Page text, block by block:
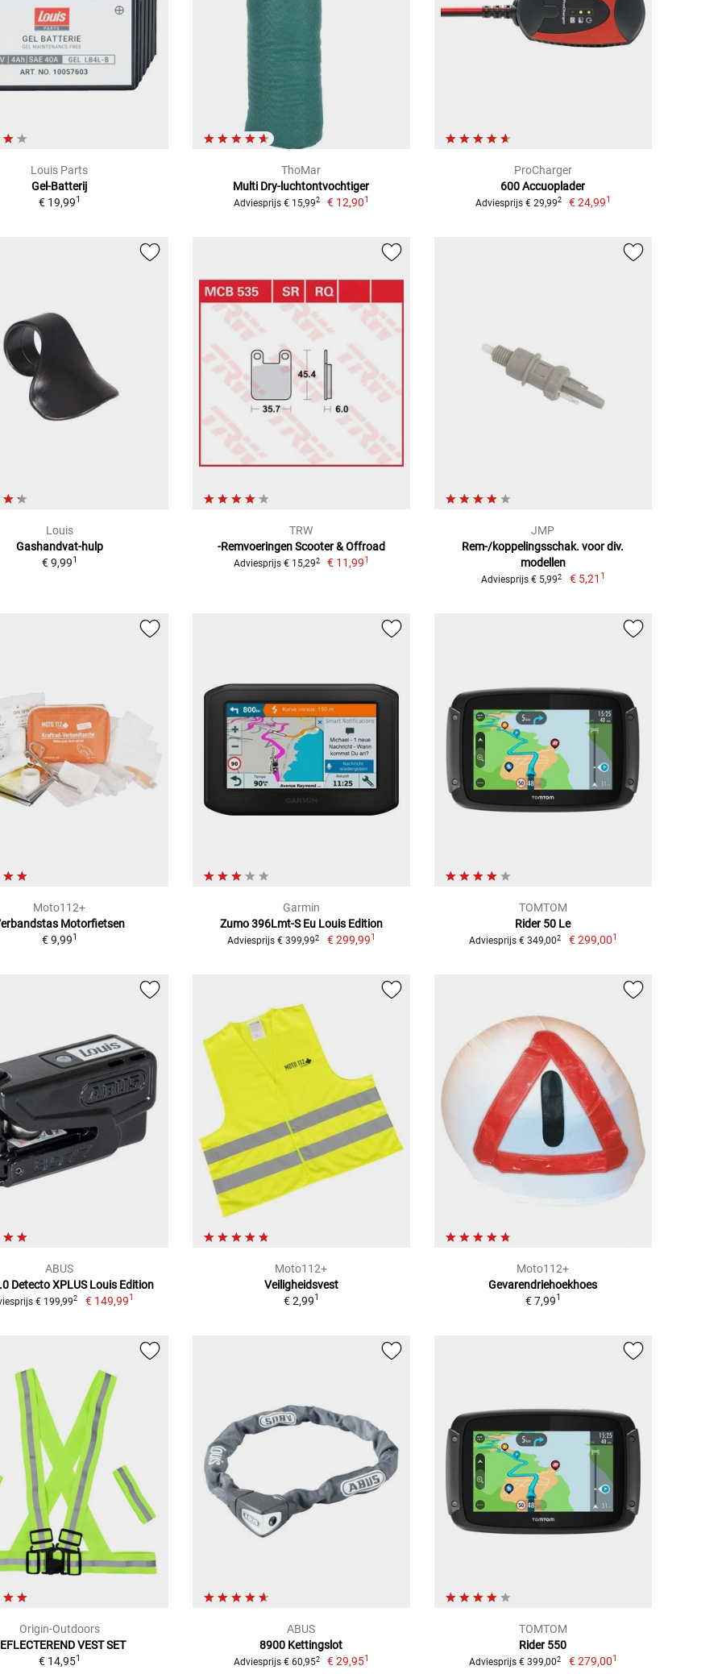
Louis Parts
Gel-Batterij
€ 19,991
ThoMar
Multi Dry-luchtontvochtiger
Adviesprijs € 15,992 € 12,901
ProCharger
600 Accuoplader
Adviesprijs € 29,992 € 24,991
Louis
Gashandvat-hulp
€ 9,991
TRW
-Remvoeringen Scooter & Offroad
Adviesprijs € 15,292 € 11,991
JMP
Rem-/koppelingsschak. voor div.
modellen
Adviesprijs € 5,992 € 5,21 1
Moto112+
Motorfietsen
€ 9,991
Garmin
Zumo 396Lmt-S Eu Louis Edition
Adviesprijs € 399,992 € 299,991
TOMTOM
Rider 50 Le
Adviesprijs € 349,002 € 299,001
ABUS
Detecto XPLUS Louis Edition
€ 199,992 € 149,991
Moto112+
Veiligheidsvest
€ 2,991
Moto112+
Gevarendriehoekhoes
€ 7,991
Origin-Outdoors
VEST SET
€ 14,951
ABUS
8900 Kettingslot
Adviesprijs € 60,952 € 29,951
TOMTOM
Rider 550
Adviesprijs € 399,002 € 279,001